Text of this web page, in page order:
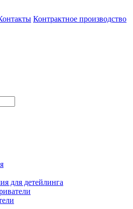
Контрактное производство
для детейлинга